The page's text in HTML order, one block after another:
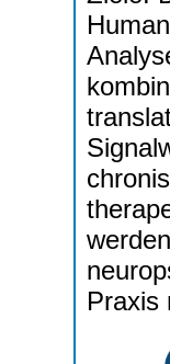
Praxis